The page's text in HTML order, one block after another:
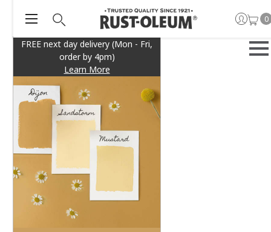
FREE next day delivery (Mon - Fri,
order by 4pm)
Learn More
0